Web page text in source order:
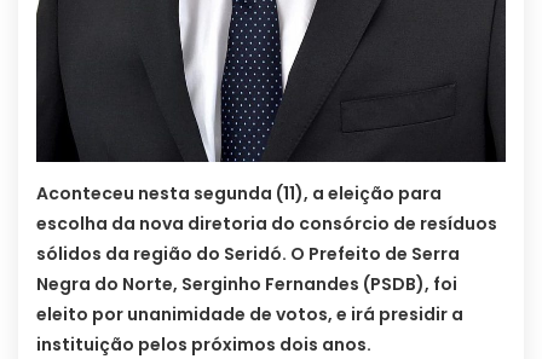
Aconteceu nesta segunda (11), a eleição para
escolha da nova diretoria do consórcio de resíduos
sólidos da região do Seridó. O Prefeito de Serra
Negra do Norte, Serginho Fernandes (PSDB), foi
eleito por unanimidade de votos, e irá presidir a
instituição pelos próximos dois anos.